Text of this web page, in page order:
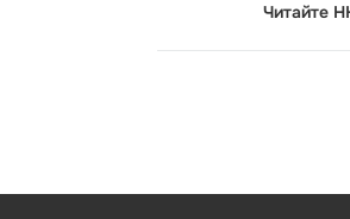
Читайте